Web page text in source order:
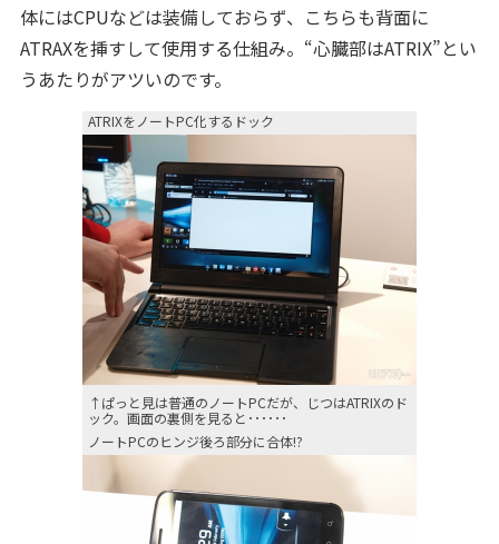
体にはCPUなどは装備しておらず、こちらも背面に
ATRAXを挿すして使用する仕組み。“心臓部はATRIX”とい
うあたりがアツいのです。
ATRIXをノートPC化するドック
↑ぱっと見は普通のノートPCだが、じつはATRIXのド
ック。画面の裏側を見ると･･････
ノートPCのヒンジ後ろ部分に合体!?